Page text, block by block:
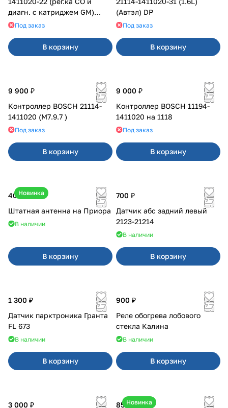
диагн. с катриджем GM)
К104
Под заказ
В корзину
(Автэл) DP
Под заказ
В корзину
9 900 ₽
Контроллер BOSCH 21114-
1411020 (М7.9.7 )
Под заказ
В корзину
9 000 ₽
Контроллер BOSCH 11194-
1411020 на 1118
Под заказ
В корзину
Новинка
400 ₽
Штатная антенна на Приора
В наличии
В корзину
700 ₽
Датчик абс задний левый
2123-21214
В наличии
В корзину
1 300 ₽
Датчик парктроника Гранта
FL 673
В наличии
В корзину
900 ₽
Реле обогрева лобового
стекла Калина
В наличии
В корзину
3 000 ₽
Новинка
850 ₽